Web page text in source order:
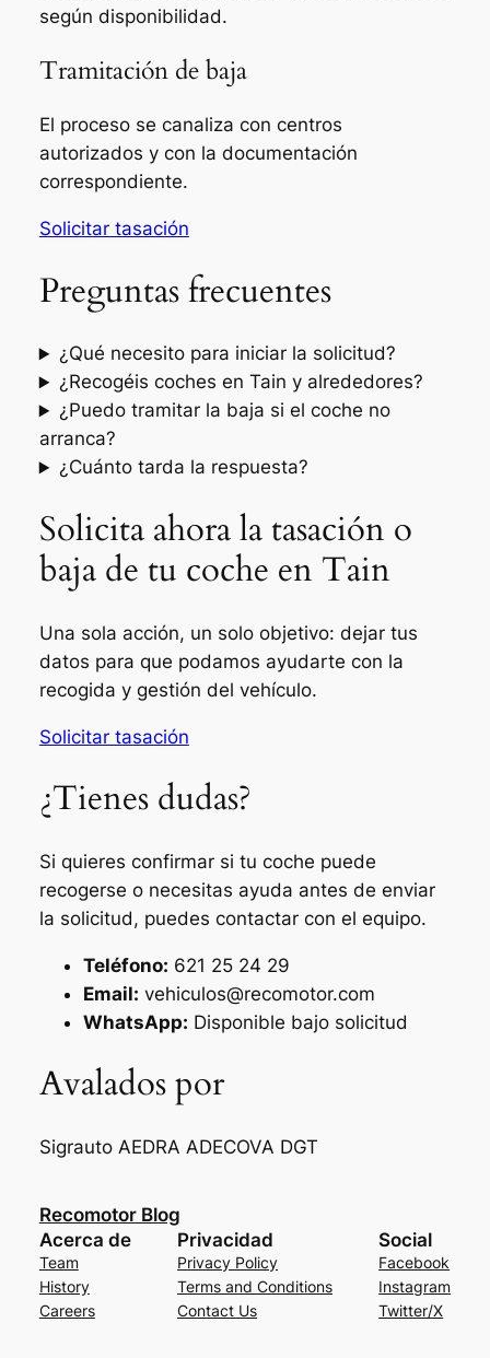
según disponibilidad.
Tramitación de baja
El proceso se canaliza con centros
autorizados y con la documentación
correspondiente.
Solicitar tasación
Preguntas frecuentes
¿Qué necesito para iniciar la solicitud?
¿Recogéis coches en Tain y alrededores?
¿Puedo tramitar la baja si el coche no
arranca?
¿Cuánto tarda la respuesta?
Solicita ahora la tasación o
baja de tu coche en Tain
Una sola acción, un solo objetivo: dejar tus
datos para que podamos ayudarte con la
recogida y gestión del vehículo.
Solicitar tasación
¿Tienes dudas?
Si quieres confirmar si tu coche puede
recogerse o necesitas ayuda antes de enviar
la solicitud, puedes contactar con el equipo.
Teléfono: 621 25 24 29
Email: vehiculos@recomotor.com
WhatsApp: Disponible bajo solicitud
Avalados por
Sigrauto AEDRA ADECOVA DGT
Recomotor Blog
Acerca de
Team
History
Careers
Privacidad
Privacy Policy
Terms and Conditions
Contact Us
Social
Facebook
Instagram
Twitter/X